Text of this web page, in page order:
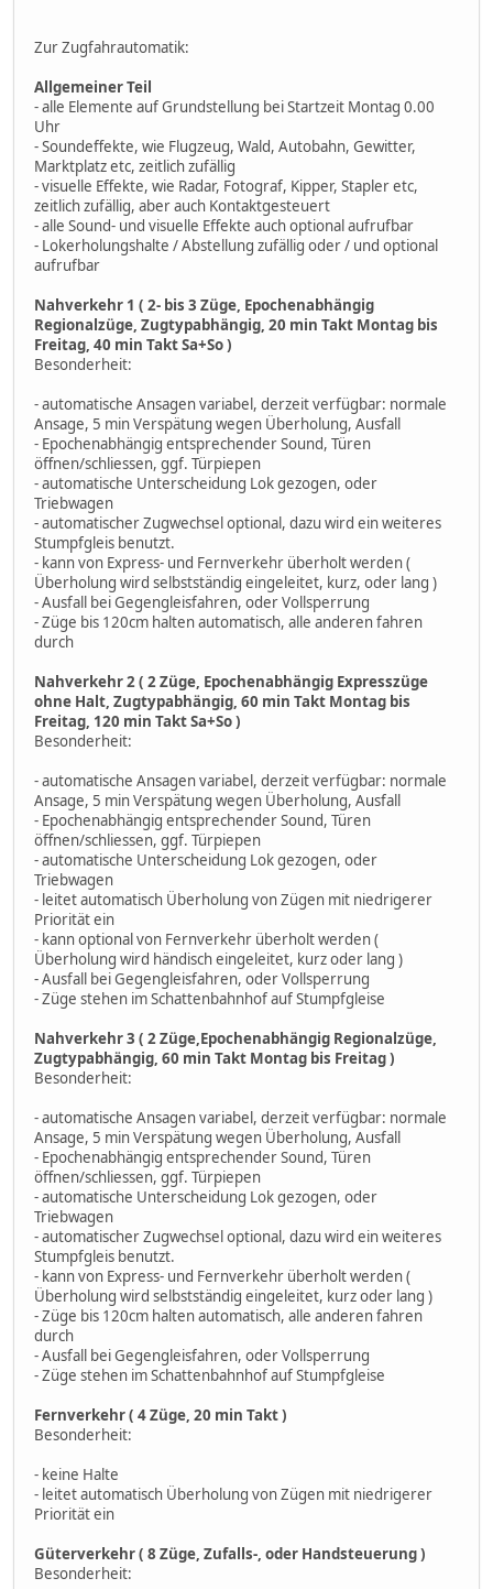
Zur Zugfahrautomatik:
Allgemeiner Teil
- alle Elemente auf Grundstellung bei Startzeit Montag 0.00
Uhr
- Soundeffekte, wie Flugzeug, Wald, Autobahn, Gewitter,
Marktplatz etc, zeitlich zufällig
- visuelle Effekte, wie Radar, Fotograf, Kipper, Stapler etc,
zeitlich zufällig, aber auch Kontaktgesteuert
- alle Sound- und visuelle Effekte auch optional aufrufbar
- Lokerholungshalte / Abstellung zufällig oder / und optional
aufrufbar
Nahverkehr 1 ( 2- bis 3 Züge, Epochenabhängig
Regionalzüge, Zugtypabhängig, 20 min Takt Montag bis
Freitag, 40 min Takt Sa+So )
Besonderheit:
- automatische Ansagen variabel, derzeit verfügbar: normale
Ansage, 5 min Verspätung wegen Überholung, Ausfall
- Epochenabhängig entsprechender Sound, Türen
öffnen/schliessen, ggf. Türpiepen
- automatische Unterscheidung Lok gezogen, oder
Triebwagen
- automatischer Zugwechsel optional, dazu wird ein weiteres
Stumpfgleis benutzt.
- kann von Express- und Fernverkehr überholt werden (
Überholung wird selbstständig eingeleitet, kurz, oder lang )
- Ausfall bei Gegengleisfahren, oder Vollsperrung
- Züge bis 120cm halten automatisch, alle anderen fahren
durch
Nahverkehr 2 ( 2 Züge, Epochenabhängig Expresszüge
ohne Halt, Zugtypabhängig, 60 min Takt Montag bis
Freitag, 120 min Takt Sa+So )
Besonderheit:
- automatische Ansagen variabel, derzeit verfügbar: normale
Ansage, 5 min Verspätung wegen Überholung, Ausfall
- Epochenabhängig entsprechender Sound, Türen
öffnen/schliessen, ggf. Türpiepen
- automatische Unterscheidung Lok gezogen, oder
Triebwagen
- leitet automatisch Überholung von Zügen mit niedrigerer
Priorität ein
- kann optional von Fernverkehr überholt werden (
Überholung wird händisch eingeleitet, kurz oder lang )
- Ausfall bei Gegengleisfahren, oder Vollsperrung
- Züge stehen im Schattenbahnhof auf Stumpfgleise
Nahverkehr 3 ( 2 Züge,Epochenabhängig Regionalzüge,
Zugtypabhängig, 60 min Takt Montag bis Freitag )
Besonderheit:
- automatische Ansagen variabel, derzeit verfügbar: normale
Ansage, 5 min Verspätung wegen Überholung, Ausfall
- Epochenabhängig entsprechender Sound, Türen
öffnen/schliessen, ggf. Türpiepen
- automatische Unterscheidung Lok gezogen, oder
Triebwagen
- automatischer Zugwechsel optional, dazu wird ein weiteres
Stumpfgleis benutzt.
- kann von Express- und Fernverkehr überholt werden (
Überholung wird selbstständig eingeleitet, kurz oder lang )
- Züge bis 120cm halten automatisch, alle anderen fahren
durch
- Ausfall bei Gegengleisfahren, oder Vollsperrung
- Züge stehen im Schattenbahnhof auf Stumpfgleise
Fernverkehr ( 4 Züge, 20 min Takt )
Besonderheit:
- keine Halte
- leitet automatisch Überholung von Zügen mit niedrigerer
Priorität ein
Güterverkehr ( 8 Züge, Zufalls-, oder Handsteuerung )
Besonderheit: